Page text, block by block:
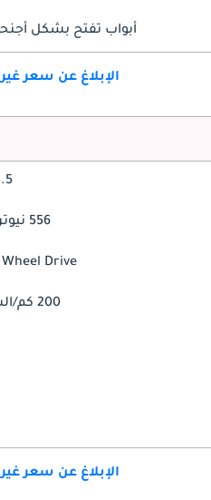
أبواب تفتح بشكل
الإبلاغ عن سعر
3.5
556 نيوتن-متر
Drive
200 كم/الساعة
الإبلاغ عن سعر